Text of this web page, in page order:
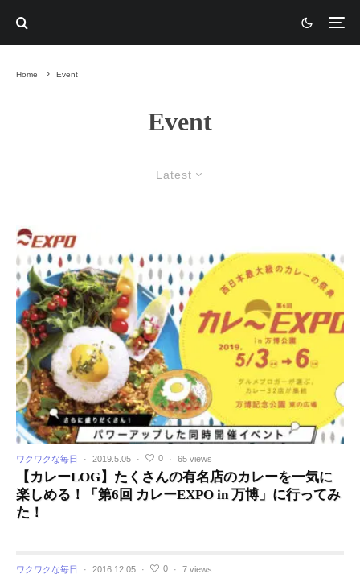
Home Event
Event
Latest
ワクワクな毎日 · 2019.5.05 · 0 · 65 views
【カレーLOG】たくさんの有名店のカレーを一気に
楽しめる！「第6回 カレーEXPO in 万博」に行ってみ
た！
ワクワクな毎日 · 2016.12.05 · 0 · 7 views